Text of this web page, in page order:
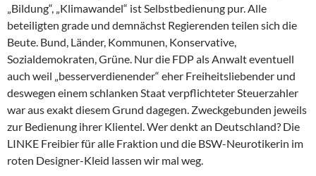
„Bildung“, „Klimawandel“ ist Selbstbedienung pur. Alle
beteiligten grade und demnächst Regierenden teilen sich die
Beute. Bund, Länder, Kommunen, Konservative,
Sozialdemokraten, Grüne. Nur die FDP als Anwalt eventuell
auch weil „besserverdienender“ eher Freiheitsliebender und
deswegen einem schlanken Staat verpflichteter Steuerzahler
war aus exakt diesem Grund dagegen. Zweckgebunden jeweils
zur Bedienung ihrer Klientel. Wer denkt an Deutschland? Die
LINKE Freibier für alle Fraktion und die BSW-Neurotikerin im
roten Designer-Kleid lassen wir mal weg.